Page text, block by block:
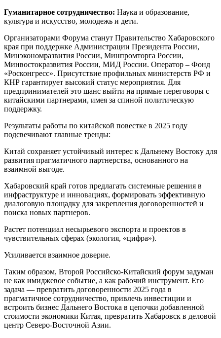
Гуманитарное сотрудничество: Наука и образование,
культура и искусство, молодежь и дети.
Организаторами Форума станут Правительство Хабаровского
края при поддержке Администрации Президента России,
Минэкономразвития России, Минпромторга России,
Минвостокразвития России, МИД России. Оператор – Фонд
«Росконгресс». Присутствие профильных министерств РФ и
КНР гарантирует высокий статус мероприятия. Для
предпринимателей это шанс выйти на прямые переговоры с
китайскими партнерами, имея за спиной политическую
поддержку.
Результаты работы по китайской повестке в 2025 году
подсвечивают главные тренды:
Китай сохраняет устойчивый интерес к Дальнему Востоку для
развития прагматичного партнерства, основанного на
взаимной выгоде.
Хабаровский край готов предлагать системные решения в
инфраструктуре и инновациях, формировать эффективную
диалоговую площадку для закрепления договоренностей и
поиска новых партнеров.
Растет потенциал несырьевого экспорта и проектов в
чувствительных сферах (экология, «цифра»).
Усиливается взаимное доверие.
Таким образом, Второй Российско‑Китайский форум задуман
не как имиджевое событие, а как рабочий инструмент. Его
задача — превратить договоренности 2025 года в
прагматичное сотрудничество, привлечь инвестиции и
встроить бизнес Дальнего Востока в цепочки добавленной
стоимости экономики Китая, превратить Хабаровск в деловой
центр Северо-Восточной Азии.